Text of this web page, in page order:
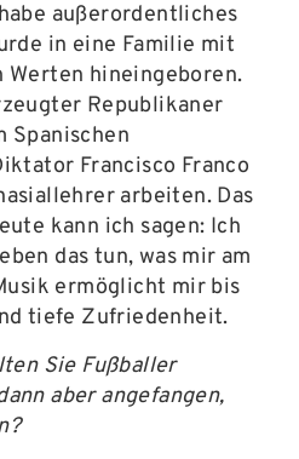
außerordentliches
in eine Familie mit
Werten hineingeboren.
Republikaner
Spanischen
Francisco Franco
arbeiten. Das
kann ich sagen: Ich
das tun, was mir am
ermöglicht mir bis
tiefe Zufriedenheit.
Sie Fußballer
aber angefangen,